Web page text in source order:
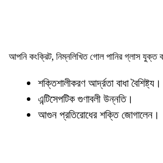
আপনি কংক্রিট, নিম্নলিখিত গোল পানির গ্লাস যুক্ত
শক্তিশালীকরণ আর্দ্রতা বাধা বৈশিষ্ট্য।
এন্টিসেপটিক গুণাবলী উন্নতি।
আগুন প্রতিরোধের শক্তি জোগালেন।